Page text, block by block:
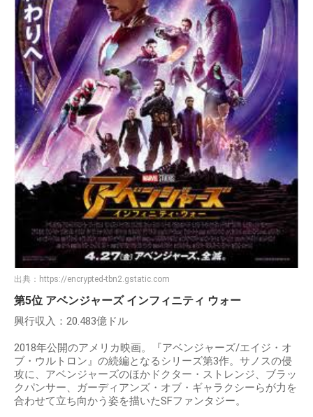
出典： https://encrypted-tbn2.gstatic.com
第5位 アベンジャーズ インフィニティ ウォー
興行収入：20.483億ドル
2018年公開のアメリカ映画。『アベンジャーズ/エイジ・オ
ブ・ウルトロン』の続編となるシリーズ第3作。サノスの侵
攻に、アベンジャーズのほかドクター・ストレンジ、ブラッ
クパンサー、ガーディアンズ・オブ・ギャラクシーらが力を
合わせて立ち向かう姿を描いたSFファンタジー。